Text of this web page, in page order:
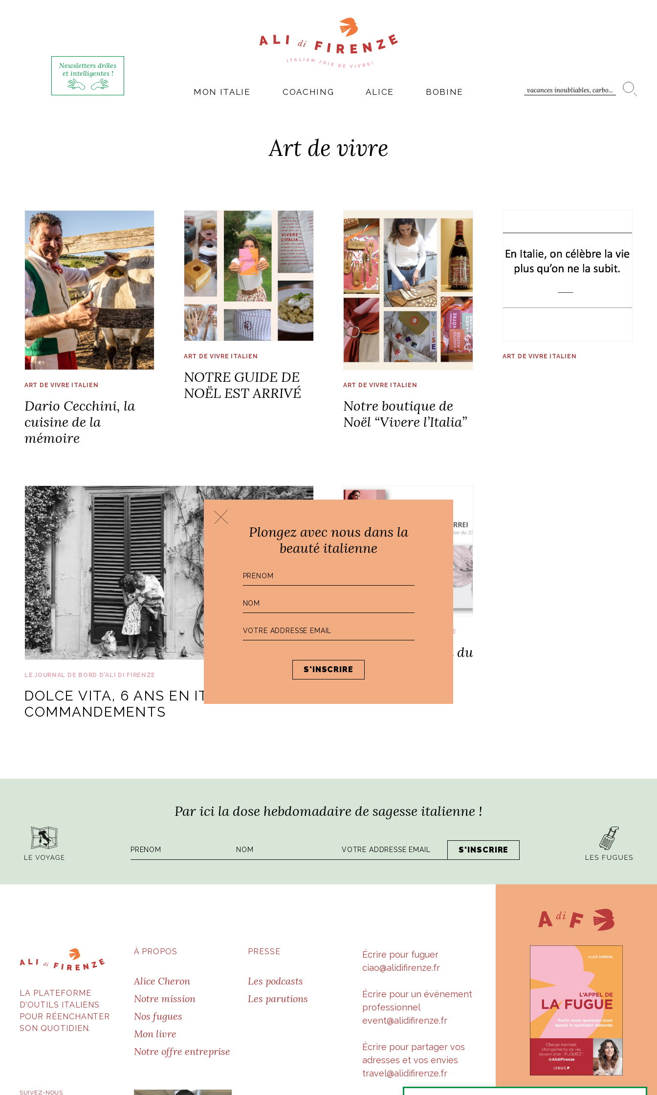
Newsletters drôles
et intelligentes !
vacances inoubliables, carbo...
MON ITALIE COACHING ALICE BOBINE
Art de vivre
ART DE VIVRE ITALIEN
Dario Cecchini, la
cuisine de la
mémoire
ART DE VIVRE ITALIEN
NOTRE GUIDE DE
NOËL EST ARRIVÉ
ART DE VIVRE ITALIEN
Notre boutique de
Noël “Vivere l’Italia”
ART DE VIVRE ITALIEN
LE JOURNAL DE BORD D'ALI DI FIRENZE
DOLCE VITA, 6 ANS EN ITALIE ET 20
COMMANDEMENTS
CONSEILS BEAUTÉ À L'ITALIENNE
VORREI, sélection du
23 juin
Par ici la dose hebdomadaire de sagesse italienne !
LA PLATEFORME
D’OUTILS ITALIENS
POUR RÉENCHANTER
SON QUOTIDIEN.
À PROPOS
Alice Cheron
Notre mission
Nos fugues
Mon livre
Notre offre entreprise
PRESSE
Les podcasts
Les parutions
Écrire pour fuguer
ciao@alidifirenze.fr
Écrire pour un événement
professionnel
event@alidifirenze.fr
Écrire pour partager vos
adresses et vos envies
travel@alidifirenze.fr
SUIVEZ-NOUS « Suis-je à ma juste place ?
Plongez avec nous dans la
beauté italienne